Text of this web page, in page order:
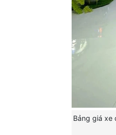
Bảng giá xe